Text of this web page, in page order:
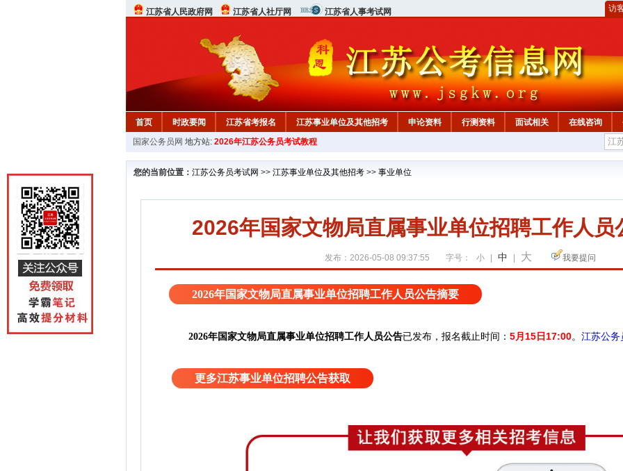
江苏省人民政府网 江苏省人社厅网 江苏省人事考试网 访
首页 时政要闻 江苏省考报名 江苏事业单位及其他招考 申论资料 行测资料 面试相关 在线咨询
国家公务员网 地方站: 2026年江苏公务员考试教程
您的当前位置： 江苏公务员考试网 >> 江苏事业单位及其他招考 >> 事业单位
2026年国家文物局直属事业单位招聘工作人员
发布：2026-05-08 09:37:55 字号： 小 中 大 我要提问
2026年国家文物局直属事业单位招聘工作人员公告摘要
2026年国家文物局直属事业单位招聘工作人员公告已发布， 报名截止时间： 5月15日17:00。 江苏公务
更多江苏事业单位招聘公告获取